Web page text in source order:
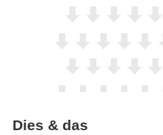
Dies & das